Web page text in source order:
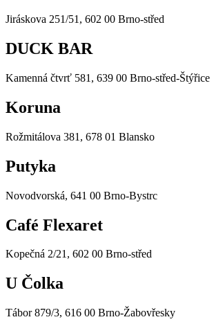
Jiráskova 251/51, 602 00 Brno-střed
DUCK BAR
Kamenná čtvrť 581, 639 00 Brno-střed-Štýřice
Koruna
Rožmitálova 381, 678 01 Blansko
Putyka
Novodvorská, 641 00 Brno-Bystrc
Café Flexaret
Kopečná 2/21, 602 00 Brno-střed
U Čolka
Tábor 879/3, 616 00 Brno-Žabovřesky